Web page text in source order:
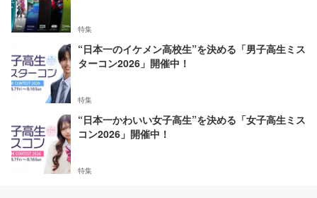
特集
“日本一のイケメン高校生”を決める「男子高生ミス
ターコン2026」開催中！
特集
“日本一かわいい女子高生”を決める「女子高生ミス
コン2026」開催中！
特集